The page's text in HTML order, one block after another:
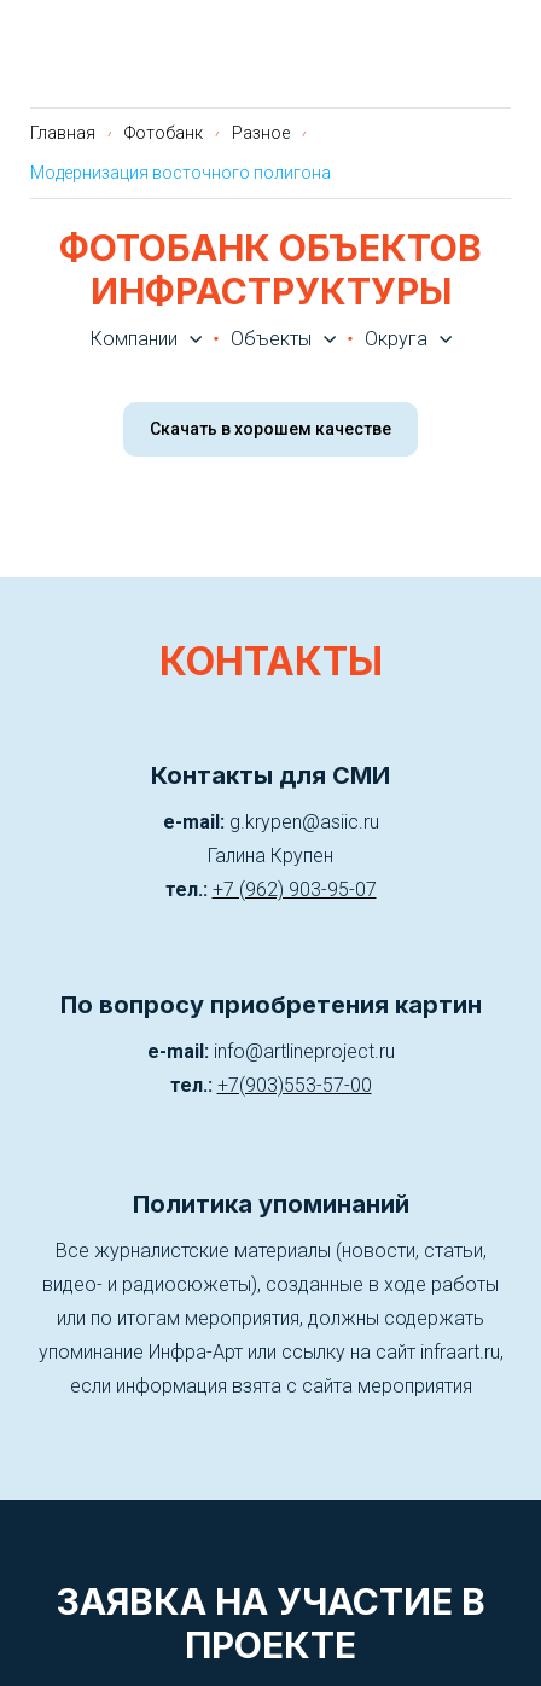
Главная Фотобанк Разное
Модернизация восточного полигона
ФОТОБАНК ОБЪЕКТОВ
ИНФРАСТРУКТУРЫ
Компании Объекты Округа
Скачать в хорошем качестве
КОНТАКТЫ
Контакты для СМИ
e-mail:g.krypen@asiic.ru
Галина Крупен
тел.: +7 (962) 903-95-07
По вопросу приобретения картин
e-mail:info@artlineproject.ru
тел.: +7(903)553-57-00
Политика упоминаний
Все журналистские материалы (новости, статьи,
видео- и радиосюжеты), созданные в ходе работы
или по итогам мероприятия, должны содержать
упоминание Инфра-Арт или ссылку на сайт infraart.ru,
если информация взята с сайта мероприятия
ЗАЯВКА НА УЧАСТИЕ В
ПРОЕКТЕ